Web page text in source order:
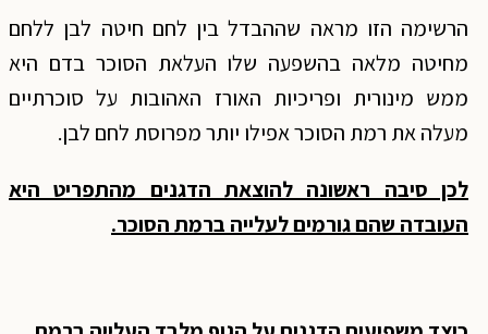
הרשימה הזו מראה שההבדל בין לחם חיטה לבן ללחם
מחיטה מלאה בהשפעה שלו העלאת הסוכר בדם היא
ממש מינורית ופריכיות האורז האהובות על סוכרתיים
מעלה את רמת הסוכר אפילו יותר מפרוסת לחם לבן.
לכן סיבה ראשונה להוצאת הדגנים מהתפריט היא
העובדה שהם גורמים לעלייה ברמת הסוכר.